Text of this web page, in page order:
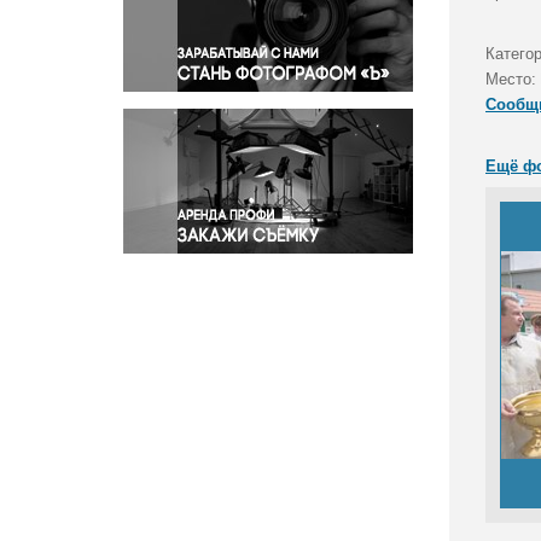
Правосудие
Происшествия и конфликты
Религия
Светская жизнь
Спорт
Экология
Экономика и бизнес
Место:
Ещё